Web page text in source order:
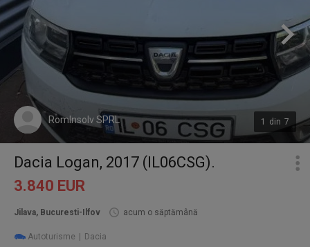
1 din 7
RomInsolv SPRL
Dacia Logan, 2017 (IL06CSG).
3.840 EUR
Jilava, Bucuresti-Ilfov acum o săptămână
Autoturisme Dacia